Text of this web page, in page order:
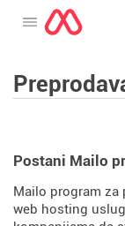
Otvorite meni
Postani Mailo
Mailo program za
web hosting